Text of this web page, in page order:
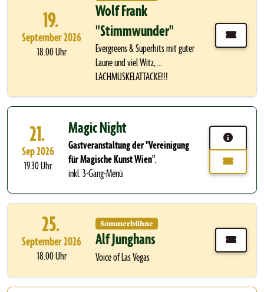
19.
September 2026
18.00 Uhr
Wolf Frank
"Stimmwunder"
Evergreens & Superhits mit guter
Laune und viel Witz, …
LACHMUSKELATTACKE!!!
21.
Sep 2026
19.30 Uhr
Magic Night
Gastveranstaltung der "Vereinigung
für Magische Kunst Wien",
inkl. 3-Gang-Menü
25.
September 2026
18.00 Uhr
Sommerbühne
Alf Junghans
Voice of Las Vegas